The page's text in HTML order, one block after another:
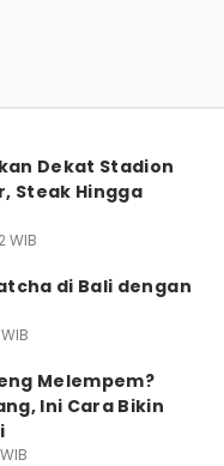
Dekat Stadion
Steak Hingga
WIB
di Bali dengan
Melempem?
Ini Cara Bikin